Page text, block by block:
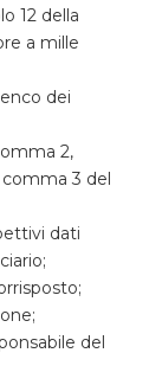
12 della
a mille
dei
2,
3 del
dati
del